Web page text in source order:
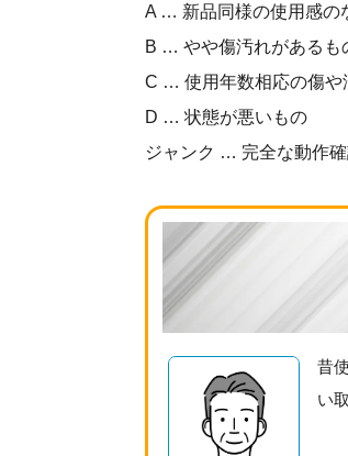
A … 新品同様の使用感の
B … やや傷汚れがあるも
C … 使用年数相応の傷や
D … 状態が悪いもの
ジャンク … 完全な動作
昔
い